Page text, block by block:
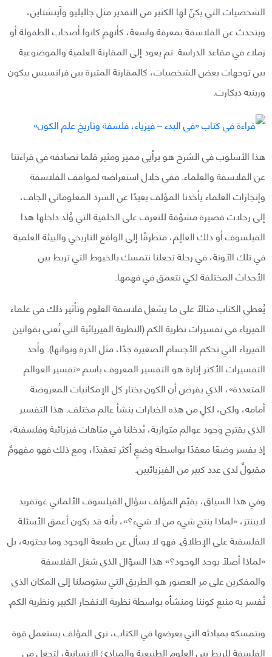
الشخصيات التي يكنّ لها الكثير من التقدير مثل جاليليو وآينشتاين،
ويتحدث عن الفلاسفة بمعرفة واسعة، كأنهم كانوا أصحاب الطفولة أو
زملاء في مقاعد الدراسة. ثم يعود إلى المقارنة العلمية والموضوعية
بين توجهات بعض الشخصيات، كالمقارنة المثيرة بين فرانسيس بيكون
ورينيه ديكارت.
هذا الأسلوب في الشرح هو برأيي مميز ومثير قلما نصادفه في قراءتنا
عن الفلاسفة والعلماء. ففي خلال استعراضه لمواقف الفلاسفة
وإنجازات العلماء يأخذنا المؤلف بعيدًا عن السرد المعلوماتي الجاف،
إلى رحلات قصيرة مشوّقة للتعرف على الخلفية التي وُلد داخلها هذا
الفيلسوف أو ذلك العالِم، متطرقًا إلى الواقع التاريخي والبيئة العلمية
في تلك الآونة، في رحلة تجعلنا نتمسك بالخيوط التي تربط بين
الأحداث المختلفة لكي نتعمق في فهمها.
يُعطي الكتاب مثالًا على ما يشغل فلاسفة العلوم وتأثير ذلك في علماء
الفيزياء في تفسيرات نظرية الكم (النظرية الفيزيائية التي تُعنى بقوانين
الفيزياء التي تحكم الأجسام الصغيرة جدًا، مثل الذرة ونواتها). وأحد
التفسيرات الأكثر إثارة هو التفسير المعروف باسم «تفسير العوالم
المتعددة»، الذي يفرض أن الكون يختار كل الإمكانيات المعروضة
أمامه، ولكن، لكلٍ من هذه الخيارات ينشأ عالم مختلف. هذا التفسير
الذي يقترح وجود عوالم متوازية، يُدخلنا في متاهات فيزيائية وفلسفية،
إذ يفسر وضعًا معقدًا بواسطة وضعٍ أكثر تعقيدًا، ومع ذلك فهو مفهومٌ
مقبولٌ لدى عدد كبير من الفيزيائيين.
وفي هذا السياق، يقيّم المؤلف سؤال الفيلسوف الألماني غوتفريد
لايبنتز، «لماذا ينتج شيء من لا شيء؟»، بأنه قد يكون أعمق الأسئلة
الفلسفية على الإطلاق. فهو لا يسأل عن طبيعة الوجود وما يحتويه، بل
«لماذا أصلًا يوجد الوجود؟» هذا السؤال الذي شغل الفلاسفة
والمفكرين على مر العصور هو الطريق التي ستوصلنا إلى المكان الذي
نُفسر به منبع كوننا ومنشأه بواسطة نظرية الانفجار الكبير ونظرية الكم.
وبتمسكه بمبادئه التي يعرضها في الكتاب، نرى المؤلف يستعمل قوة
الفلسفة للربط بين العلوم الطبيعية والمبادئ الإنسانية، لتجعل من